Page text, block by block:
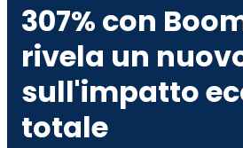
307% con
rivela un
sull'impatto
totale